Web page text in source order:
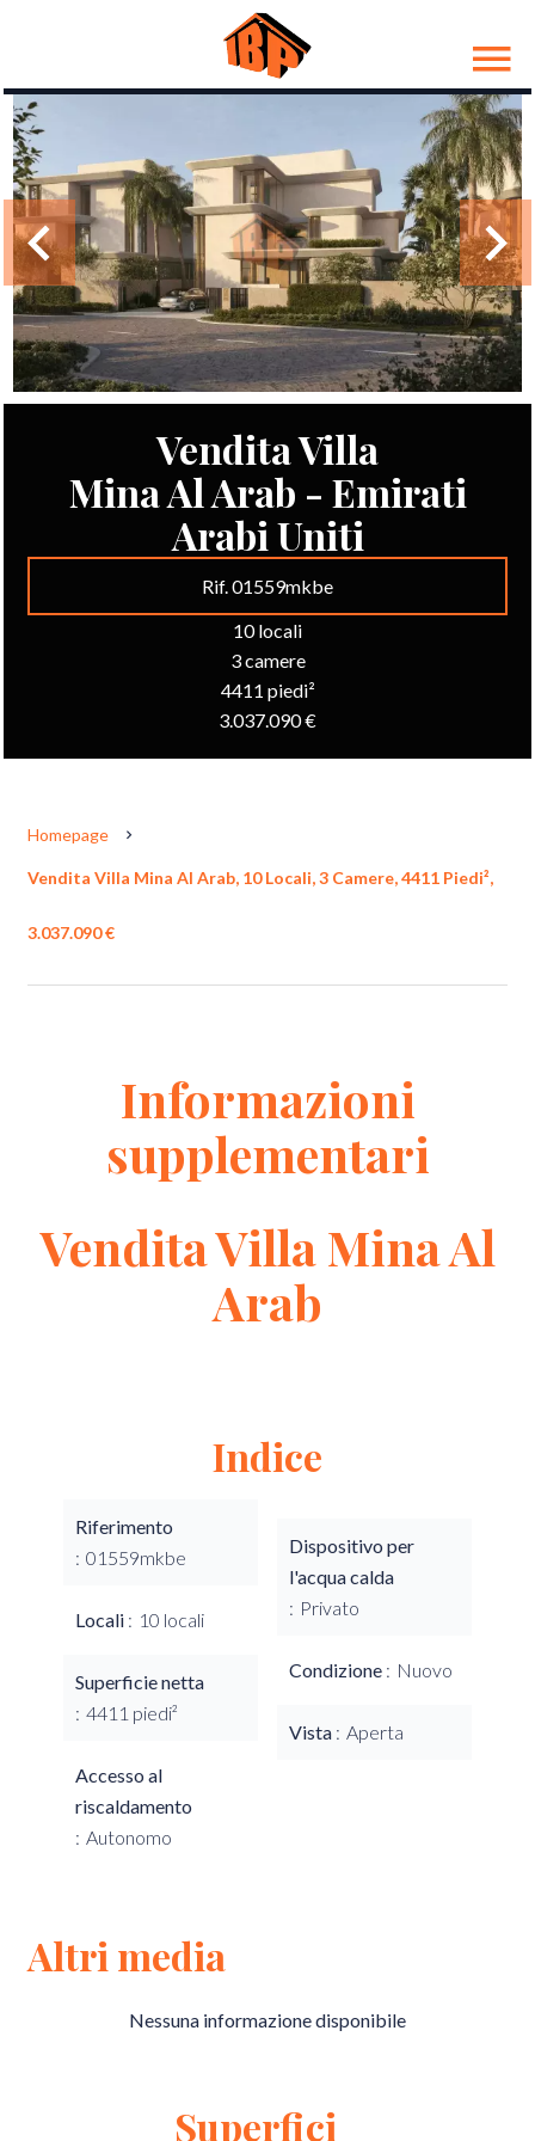
Vendita Villa
Mina Al Arab - Emirati
Arabi Uniti
Rif. 01559mkbe
10 locali
3 camere
4411 piedi²
3.037.090 €
Homepage
Vendita Villa Mina Al Arab, 10 Locali, 3 Camere, 4411 Piedi²,
3.037.090 €
Informazioni
supplementari
Vendita Villa Mina Al
Arab
Indice
Riferimento
01559mkbe
Locali 10 locali
Superficie netta
4411 piedi²
Accesso al
riscaldamento
Autonomo
Dispositivo per
l'acqua calda
Privato
Condizione Nuovo
Vista Aperta
Altri media
Nessuna informazione disponibile
Superfici